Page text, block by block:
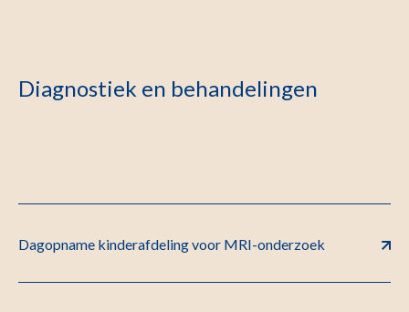
Diagnostiek en behandelingen
Dagopname kinderafdeling voor MRI-onderzoek